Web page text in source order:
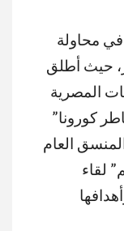
محاولة
حيث أطلق
المصرية
كورونا”
العام
لقاء